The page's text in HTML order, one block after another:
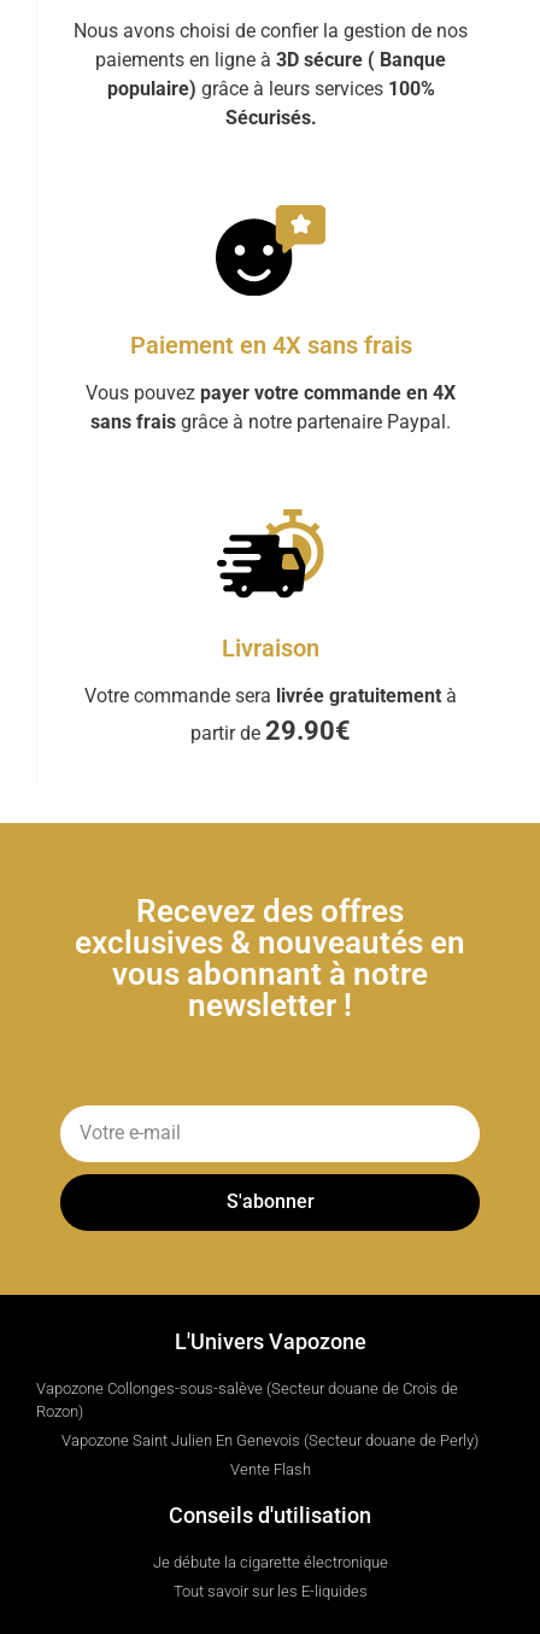
Nous avons choisi de confier la gestion de nos
paiements en ligne à 3D sécure ( Banque
populaire) grâce à leurs services 100%
Sécurisés.
Paiement en 4X sans frais
Vous pouvez payer votre commande en 4X
sans frais grâce à notre partenaire Paypal.
Livraison
Votre commande sera livrée gratuitement à
partir de 29.90€
Recevez des offres
exclusives & nouveautés en
vous abonnant à notre
newsletter !
S'abonner
L'Univers Vapozone
Vapozone Collonges-sous-salève (Secteur douane de Crois de
Rozon)
Vapozone Saint Julien En Genevois (Secteur douane de Perly)
Vente Flash
Conseils d'utilisation
Je débute la cigarette électronique
Tout savoir sur les E-liquides